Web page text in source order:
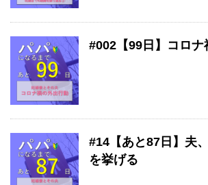
#002【99日】コロナ
#14【あと87日】夫
を挙げる